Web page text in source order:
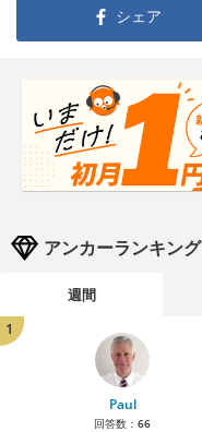
シェア
アンカーランキング
週間
1
Paul
回答数： 66